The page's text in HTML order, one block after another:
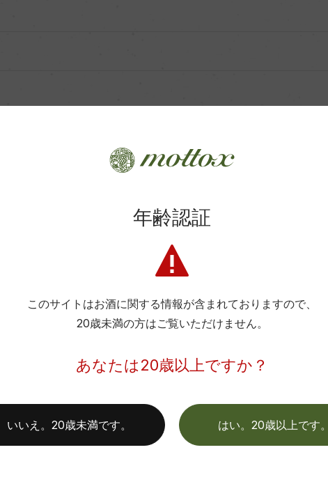
ル』してみました
年齢認証
このサイトはお酒に関する情報が含まれておりますので、
20歳未満の方はご覧いただけません。
あなたは20歳以上ですか？
はい。20歳以上です
いいえ。20歳未満です。